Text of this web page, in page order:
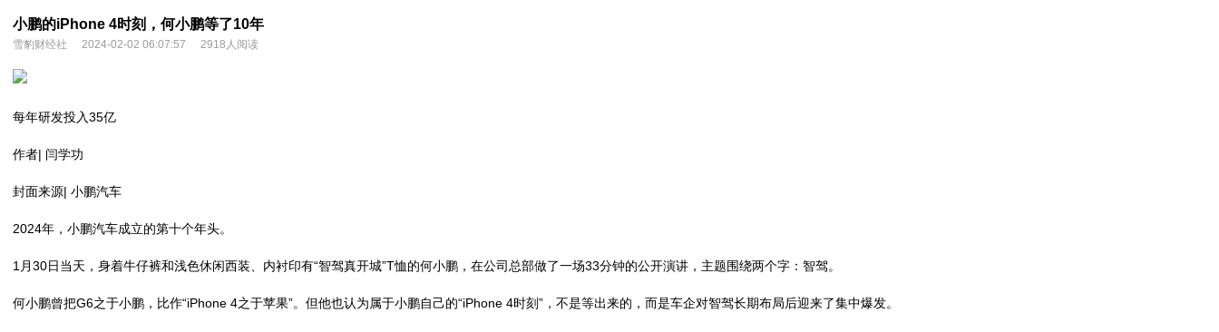
小鹏的iPhone 4时刻，何小鹏等了10年
雪豹财经社 2024-02-02 06:07:57 2918人阅读
每年研发投入35亿
作者| 闫学功
封面来源| 小鹏汽车
2024年，小鹏汽车成立的第十个年头。
1月30日当天，身着牛仔裤和浅色休闲西装、内衬印有“智驾真开城”T恤的何小鹏，在公司总部做了一场33分钟的公开演讲，主题围绕两个字：智驾。
何小鹏曾把G6之于小鹏，比作“iPhone 4之于苹果”。但他也认为属于小鹏自己的“iPhone 4时刻”，不是等出来的，而是车企对智驾长期布局后迎来了集中爆发。